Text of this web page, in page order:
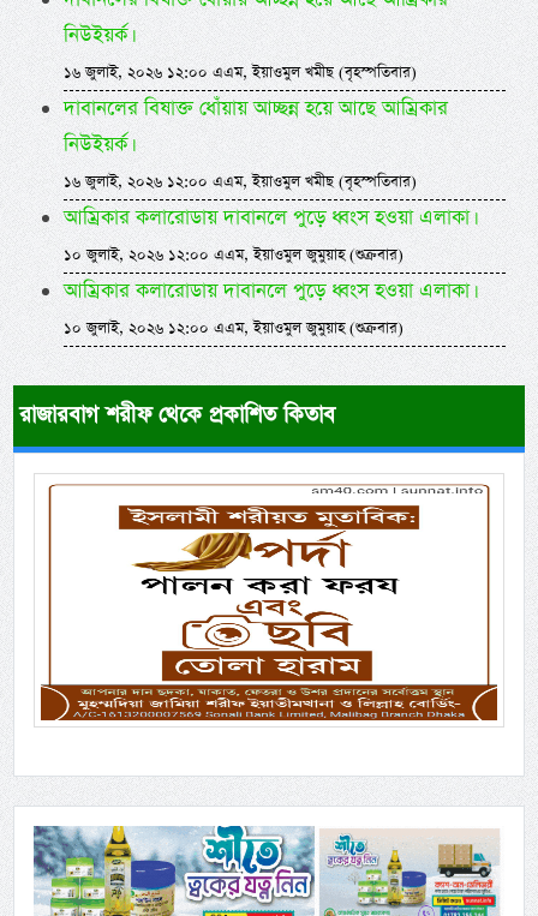
নিউইয়র্ক।
১৬ জুলাই, ২০২৬ ১২:০০ এএম, ইয়াওমুল খমীছ (বৃহস্পতিবার)
দাবানলের বিষাক্ত ধোঁয়ায় আচ্ছন্ন হয়ে আছে আম্রিকার
নিউইয়র্ক।
১৬ জুলাই, ২০২৬ ১২:০০ এএম, ইয়াওমুল খমীছ (বৃহস্পতিবার)
আম্রিকার কলারোডায় দাবানলে পুড়ে ধ্বংস হওয়া এলাকা।
১০ জুলাই, ২০২৬ ১২:০০ এএম, ইয়াওমুল জুমুয়াহ (শুক্রবার)
আম্রিকার কলারোডায় দাবানলে পুড়ে ধ্বংস হওয়া এলাকা।
১০ জুলাই, ২০২৬ ১২:০০ এএম, ইয়াওমুল জুমুয়াহ (শুক্রবার)
রাজারবাগ শরীফ থেকে প্রকাশিত কিতাব